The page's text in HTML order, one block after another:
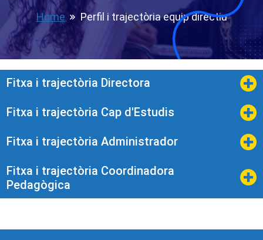
Home Perfil i trajectòria equip directiu
Fitxa i trajectòria Directora​
Fitxa i trajectòria Cap d'Estudis
Fitxa i trajectòria Administrador​
Fitxa i trajectòria Coordinadora
Pedagògica